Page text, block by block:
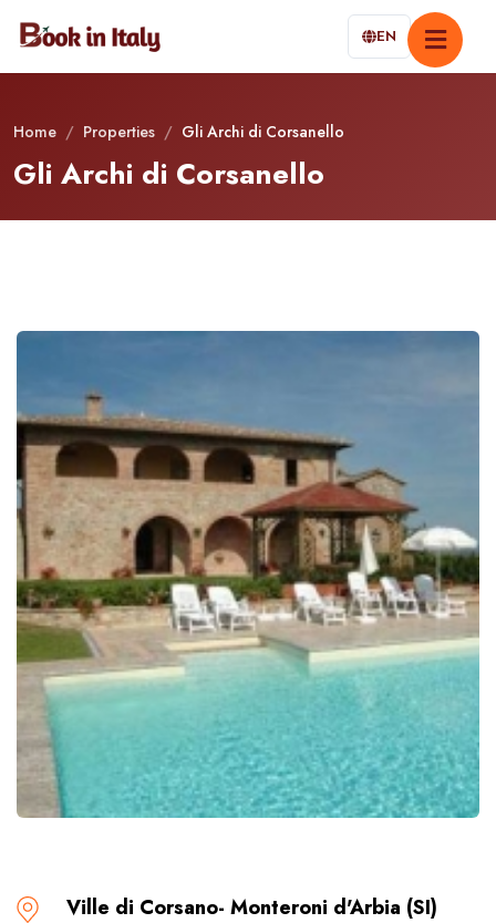
EN
Home / Properties / Gli Archi di Corsanello
Gli Archi di Corsanello
Ville di Corsano- Monteroni d'Arbia (SI)